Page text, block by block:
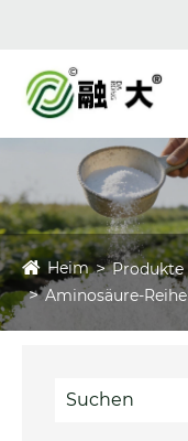
Heim Produkte
Aminosäure-Reihe